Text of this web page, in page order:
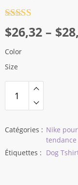
sur 5
$26,32 – $
Plage
de
prix :
$28,62
Color
Size
Catégories : Nike
Étiquettes : Dog